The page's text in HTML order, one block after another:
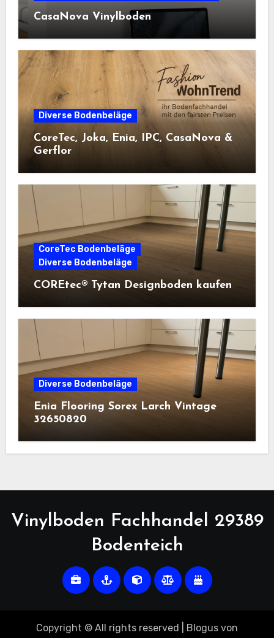
CasaNova Vinylboden
Diverse Bodenbeläge
CoreTec, Joka, Enia, IPC, CasaNova &
Gerflor
CoreTec Bodenbeläge
Diverse Bodenbeläge
COREtec® Tytan Designboden kaufen
Diverse Bodenbeläge
Enia Flooring Sorex ​Larch Vintage
32650820
Vinylboden Fachhandel 29389
Bodenteich
Copyright © All rights reserved Blogus von